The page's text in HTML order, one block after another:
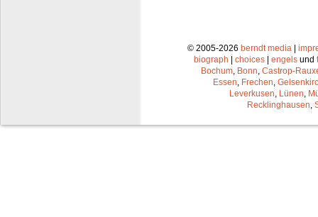
© 2005-2026 berndt media |
biograph | choices | engels und
Bochum Bonn Castrop-
Essen Frechen
Leverkusen Lünen
Recklinghausen